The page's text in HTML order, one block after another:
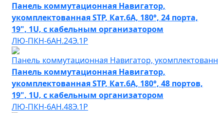
Панель коммутационная Навигатор,
укомплектованная STP, Кат.6A, 180°, 24 порта,
19", 1U, с кабельным организатором
ЛЮ-ПКН-6AН.24Э.1Р
Панель коммутационная Навигатор,
укомплектованная STP, Кат.6A, 180°, 48 портов,
19", 1U, с кабельным организатором
ЛЮ-ПКН-6AН.48Э.1Р